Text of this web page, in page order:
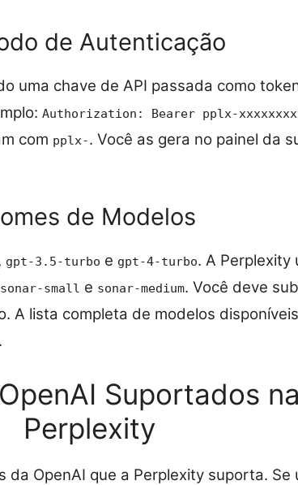
de Autenticação
uma chave de API passada como
Authorization: Bearer pplx-
com pplx-. Você as gera no painel da
de Modelos
, gpt-3.5-turbo e gpt-4-turbo. A Perplexity
sonar-small e sonar-medium. Você deve
A lista completa de modelos
.
Suportados
Perplexity
da OpenAI que a Perplexity suporta. Se